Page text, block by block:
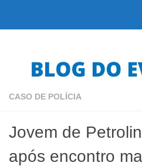
CASO DE POLÍCIA
Jovem de
após encontro